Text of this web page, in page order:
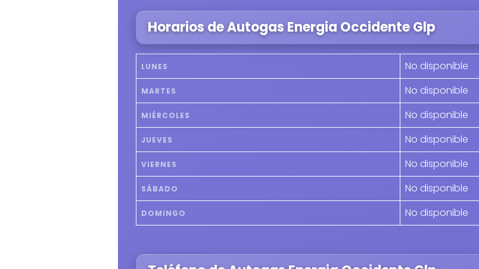
Horarios de Autogas Energia Occidente Glp
LUNES No disponible
MARTES No disponible
MIÉRCOLES No disponible
JUEVES No disponible
VIERNES No disponible
SÁBADO No disponible
DOMINGO No disponible